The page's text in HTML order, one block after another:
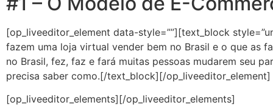
[op_liveeditor_element data-style=””][text_block
fazem uma loja virtual vender bem no Brasil e o que as
no Brasil, fez, faz e fará muitas pessoas mudarem seu
precisa saber como.[/text_block][/op_liveeditor_element]
[op_liveeditor_elements][/op_liveeditor_elements]